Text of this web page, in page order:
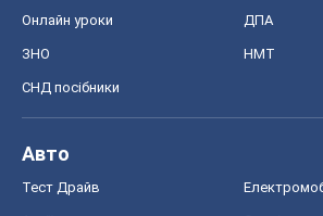
Онлайн уроки ДПА
ЗНО НМТ
СНД посібники
Авто
Тест Драйв